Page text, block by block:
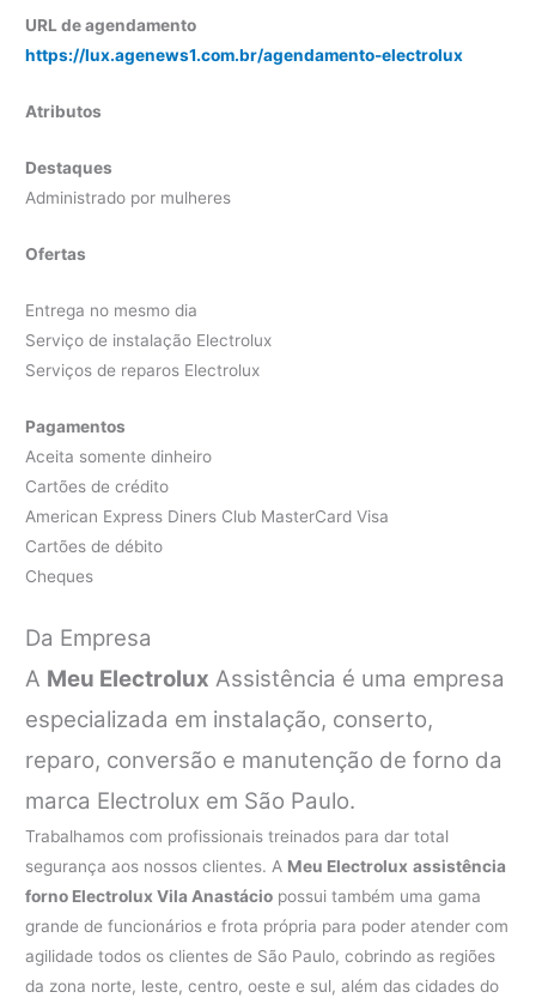
URL de agendamento
https://lux.agenews1.com.br/agendamento-electrolux
Atributos
Destaques
Administrado por mulheres
Ofertas
Entrega no mesmo dia
Serviço de instalação Electrolux
Serviços de reparos Electrolux
Pagamentos
Aceita somente dinheiro
Cartões de crédito
American Express Diners Club MasterCard Visa
Cartões de débito
Cheques
Da Empresa
A Meu Electrolux Assistência é uma empresa
especializada em instalação, conserto,
reparo, conversão e manutenção de forno da
marca Electrolux em São Paulo.
Trabalhamos com profissionais treinados para dar total
segurança aos nossos clientes. A Meu Electrolux assistência
forno Electrolux Vila Anastácio possui também uma gama
grande de funcionários e frota própria para poder atender com
agilidade todos os clientes de São Paulo, cobrindo as regiões
da zona norte, leste, centro, oeste e sul, além das cidades do